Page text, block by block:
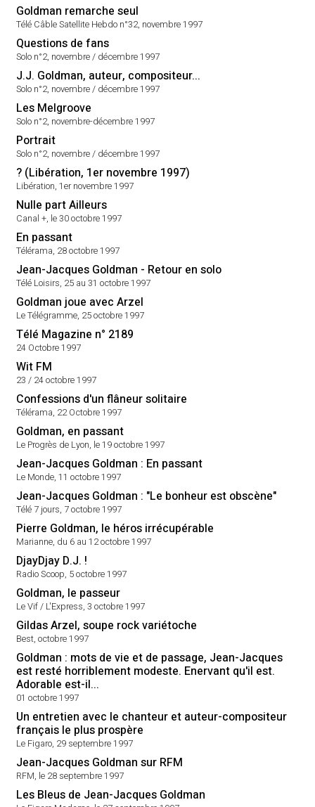
Goldman remarche seul
Télé Câble Satellite Hebdo n°32, novembre 1997
Questions de fans
Solo n°2, novembre / décembre 1997
J.J. Goldman, auteur, compositeur...
Solo n°2, novembre / décembre 1997
Les Melgroove
Solo n°2, novembre-décembre 1997
Portrait
Solo n°2, novembre / décembre 1997
? (Libération, 1er novembre 1997)
Libération, 1er novembre 1997
Nulle part Ailleurs
Canal +, le 30 octobre 1997
En passant
Télérama, 28 octobre 1997
Jean-Jacques Goldman - Retour en solo
Télé Loisirs, 25 au 31 octobre 1997
Goldman joue avec Arzel
Le Télégramme, 25 octobre 1997
Télé Magazine n° 2189
24 Octobre 1997
Wit FM
23 / 24 octobre 1997
Confessions d'un flâneur solitaire
Télérama, 22 Octobre 1997
Goldman, en passant
Le Progrès de Lyon, le 19 octobre 1997
Jean-Jacques Goldman : En passant
Le Monde, 11 octobre 1997
Jean-Jacques Goldman : "Le bonheur est obscène"
Télé 7 jours, 7 octobre 1997
Pierre Goldman, le héros irrécupérable
Marianne, du 6 au 12 octobre 1997
DjayDjay D.J. !
Radio Scoop, 5 octobre 1997
Goldman, le passeur
Le Vif / L'Express, 3 octobre 1997
Gildas Arzel, soupe rock variétoche
Best, octobre 1997
Goldman : mots de vie et de passage, Jean-Jacques
est resté horriblement modeste. Enervant qu'il est.
Adorable est-il...
01 octobre 1997
Un entretien avec le chanteur et auteur-compositeur
français le plus prospère
Le Figaro, 29 septembre 1997
Jean-Jacques Goldman sur RFM
RFM, le 28 septembre 1997
Les Bleus de Jean-Jacques Goldman